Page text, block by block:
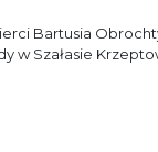
Bartusia
w Szałasie